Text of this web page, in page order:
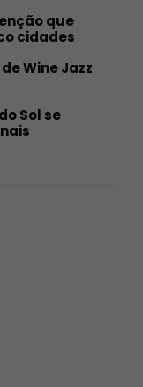
que
cidades
Wine Jazz
Sol se